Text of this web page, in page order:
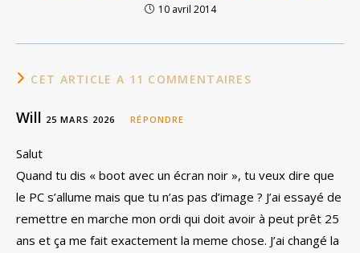
10 avril 2014
CET ARTICLE A 11 COMMENTAIRES
Will 25 MARS 2026 RÉPONDRE
Salut
Quand tu dis « boot avec un écran noir », tu veux dire que
le PC s’allume mais que tu n’as pas d’image ? J’ai essayé de
remettre en marche mon ordi qui doit avoir à peut prêt 25
ans et ça me fait exactement la meme chose. J’ai changé la